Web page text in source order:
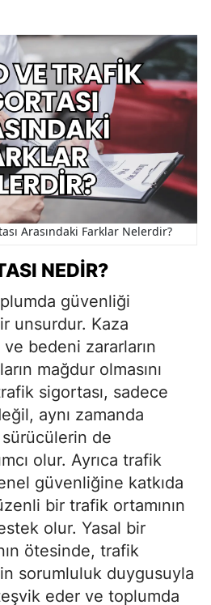
Arasındaki Farklar Nelerdir?
NEDIR?
güvenliği
unsurdur. Kaza
bedeni zararların
mağdur olmasını
sigortası, sadece
aynı zamanda
de
olur. Ayrıca trafik
güvenliğine katkıda
bir trafik ortamının
olur. Yasal bir
ötesinde, trafik
sorumluluk duygusuyla
eder ve toplumda